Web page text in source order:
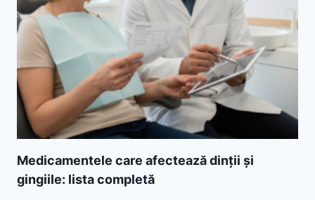
Medicamentele care afectează dinții și
gingiile: lista completă